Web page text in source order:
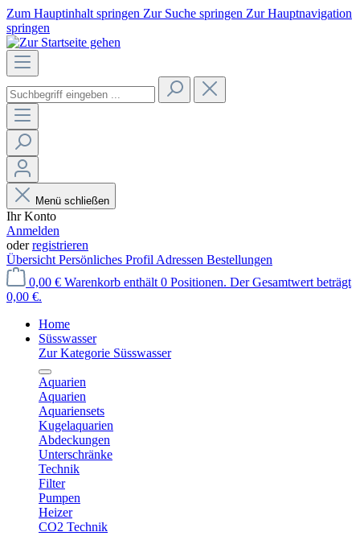
Zum Hauptinhalt springen Zur Suche springen Zur Hauptnavigation
springen
Menü schließen
Ihr Konto
Anmelden
oderregistrieren
Übersicht Persönliches Profil Adressen Bestellungen
0,00 € Warenkorb enthält 0 Positionen. Der Gesamtwert beträgt
0,00 €.
Home
Süsswasser
Zur Kategorie Süsswasser
Aquarien
Aquarien
Aquariensets
Kugelaquarien
Abdeckungen
Unterschränke
Technik
Filter
Pumpen
Heizer
CO2 Technik